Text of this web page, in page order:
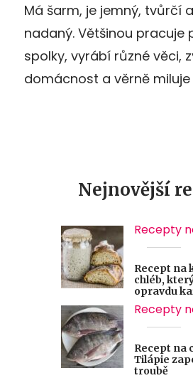
Má šarm, je jemný, tvůrčí
nadaný. Většinou pracuje
spolky, vyrábí různé věci,
domácnost a věrně miluje
Nejnovější
Recepty
Recept na
chléb,
opravdu
Recepty
Recept na
Tilápie
troubě